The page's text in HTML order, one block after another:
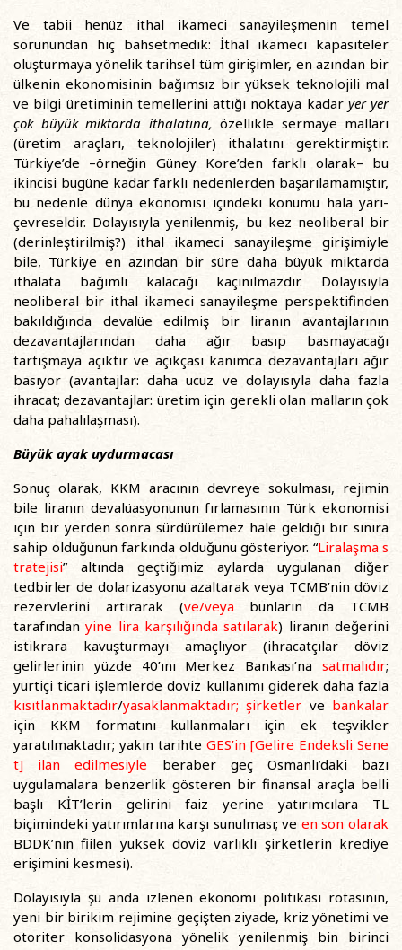
Ve tabii henüz ithal ikameci sanayileşmenin temel
sorunundan hiç bahsetmedik: İthal ikameci kapasiteler
oluşturmaya yönelik tarihsel tüm girişimler, en azından bir
ülkenin ekonomisinin bağımsız bir yüksek teknolojili mal
ve bilgi üretiminin temellerini attığı noktaya kadar yer yer
çok büyük miktarda ithalatına, özellikle sermaye malları
(üretim araçları, teknolojiler) ithalatını gerektirmiştir.
Türkiye’de –örneğin Güney Kore’den farklı olarak– bu
ikincisi bugüne kadar farklı nedenlerden başarılamamıştır,
bu nedenle dünya ekonomisi içindeki konumu hala yarı-
çevreseldir. Dolayısıyla yenilenmiş, bu kez neoliberal bir
(derinleştirilmiş?) ithal ikameci sanayileşme girişimiyle
bile, Türkiye en azından bir süre daha büyük miktarda
ithalata bağımlı kalacağı kaçınılmazdır. Dolayısıyla
neoliberal bir ithal ikameci sanayileşme perspektifinden
bakıldığında devalüe edilmiş bir liranın avantajlarının
dezavantajlarından daha ağır basıp basmayacağı
tartışmaya açıktır ve açıkçası kanımca dezavantajları ağır
basıyor (avantajlar: daha ucuz ve dolayısıyla daha fazla
ihracat; dezavantajlar: üretim için gerekli olan malların çok
daha pahalılaşması).
Büyük ayak uydurmacası
Sonuç olarak, KKM aracının devreye sokulması, rejimin
bile liranın devalüasyonunun fırlamasının Türk ekonomisi
için bir yerden sonra sürdürülemez hale geldiği bir sınıra
sahip olduğunun farkında olduğunu gösteriyor. “Liralaşma s
tratejisi” altında geçtiğimiz aylarda uygulanan diğer
tedbirler de dolarizasyonu azaltarak veya TCMB’nin döviz
rezervlerini artırarak (ve/veyabunların da TCMB
tarafındanyine lira karşılığında satılarak) liranın değerini
istikrara kavuşturmayı amaçlıyor (ihracatçılar döviz
gelirlerinin yüzde 40’ını Merkez Bankası’na satmalıdır;
yurtiçi ticari işlemlerde döviz kullanımı giderek daha fazla
kısıtlanmaktadır/yasaklanmaktadır;şirketler ve bankalar
için KKM formatını kullanmaları için ek teşvikler
yaratılmaktadır; yakın tarihte GES’in [Gelire Endeksli Sene
t] ilan edilmesiyle beraber geç Osmanlı’daki bazı
uygulamalara benzerlik gösteren bir finansal araçla belli
başlı KİT’lerin gelirini faiz yerine yatırımcılara TL
biçimindeki yatırımlarına karşı sunulması; ve en son olarak
BDDK’nın fiilen yüksek döviz varlıklı şirketlerin krediye
erişimini kesmesi).
Dolayısıyla şu anda izlenen ekonomi politikası rotasının,
yeni bir birikim rejimine geçişten ziyade, kriz yönetimi ve
otoriter konsolidasyona yönelik yenilenmiş bin birinci